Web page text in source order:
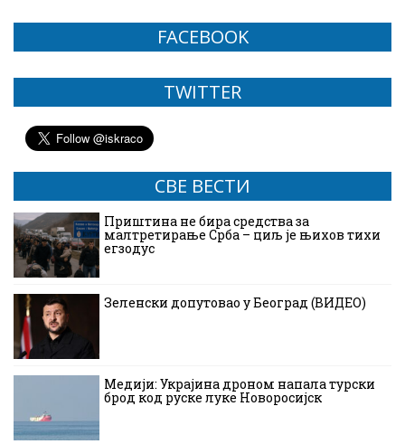
FACEBOOK
TWITTER
СВЕ ВЕСТИ
Приштина не бира средства за
малтретирање Срба – циљ је њихов тихи
егзодус
Зеленски допутовао у Београд (ВИДЕО)
Медији: Украјина дроном напала турски
брод код руске луке Новоросијск